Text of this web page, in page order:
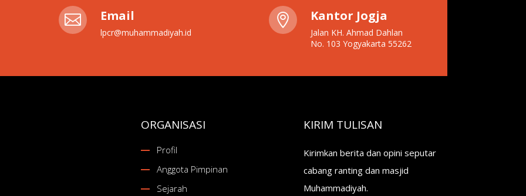
 Email
lpcr@muhammadiyah.id
 Kantor Jogja
Jalan KH. Ahmad Dahlan
No. 103 Yogyakarta 55262
ORGANISASI
Profil
Anggota Pimpinan
Sejarah
KIRIM TULISAN
Kirimkan berita dan opini seputar
cabang ranting dan masjid
Muhammadiyah.